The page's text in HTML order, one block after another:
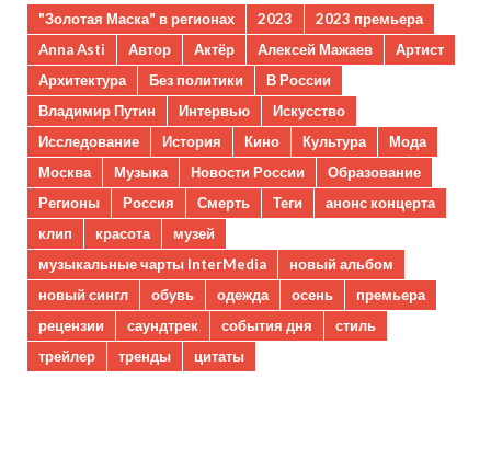
"Золотая Маска" в регионах 2023
2023 премьера
Anna Asti
Автор Актёр Алексей Мажаев
Артист
Архитектура
Без политики
В России
Владимир Путин
Интервью
Искусство
Исследование
История Кино Культура
Мода
Москва
Музыка Новости России
Образование
Регионы
Россия Смерть Теги
анонс концерта
клип
красота
музей
музыкальные чарты InterMedia
новый альбом
новый сингл
обувь одежда осень
премьера
рецензии
саундтрек события дня
стиль
трейлер
тренды цитаты